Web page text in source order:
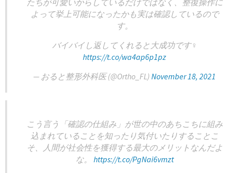
たちが可愛いからしているだけではなく、整復操作に
よって挙上可能になったかも実は確認しているので
す。
バイバイし返してくれると大成功です‍♀️
https://t.co/wa4ap6p1pz
— おると整形外科医 (@Ortho_FL) November 18, 2021
こう言う「確認の仕組み」が世の中のあちこちに組み
込まれていることを知ったり気付いたりすることこ
そ、人間が社会性を獲得する最大のメリットなんだよ
な。 https://t.co/PgNai6vmzt